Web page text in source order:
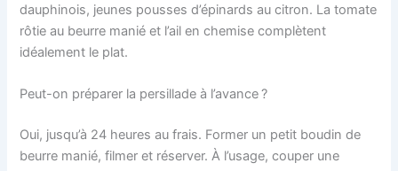
dauphinois, jeunes pousses d’épinards au citron. La tomate
rôtie au beurre manié et l’ail en chemise complètent
idéalement le plat.
Peut-on préparer la persillade à l’avance ?
Oui, jusqu’à 24 heures au frais. Former un petit boudin de
beurre manié, filmer et réserver. À l’usage, couper une